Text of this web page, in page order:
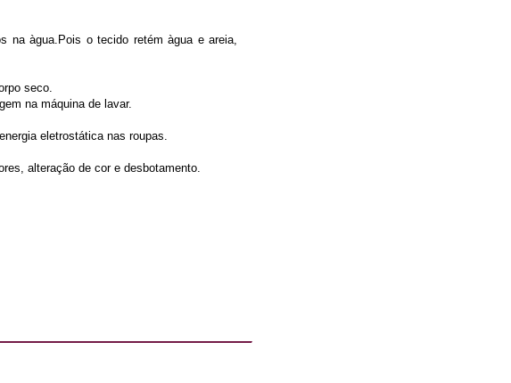
na àgua.Pois o tecido retém àgua e areia,
seco.
na máquina de lavar.
eletrostática nas roupas.
alteração de cor e desbotamento.